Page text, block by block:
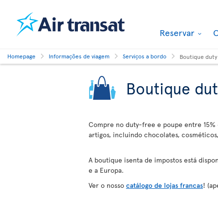
Reservar
Homepage Informações de viagem Serviços a bordo Boutique
Boutique
Compre no duty-free e poupe entre
artigos, incluindo chocolates,
A boutique isenta de impostos está
e a Europa.
Ver o nosso catálogo de lojas francas!